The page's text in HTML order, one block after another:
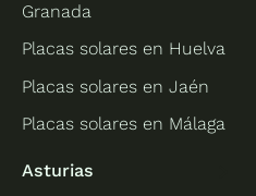
Granada
Placas solares en Huelva
Placas solares en Jaén
Placas solares en Málaga
Asturias